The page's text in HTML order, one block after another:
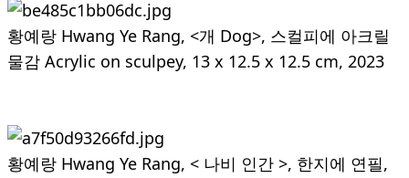
황예랑 Hwang Ye Rang, <개 Dog>, 스컬피에 아크릴
물감 Acrylic on sculpey, 13 x 12.5 x 12.5 cm, 2023
황예랑 Hwang Ye Rang, < 나비 인간 >, 한지에 연필,